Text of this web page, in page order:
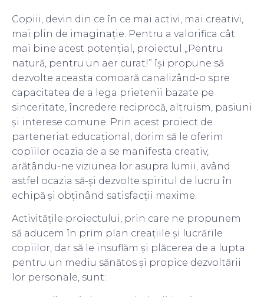
Copiii, devin din ce în ce mai activi, mai creativi,
mai plin de imaginație. Pentru a valorifica cât
mai bine acest potențial, proiectul „Pentru
natură, pentru un aer curat!” își propune să
dezvolte aceasta comoară canalizând-o spre
capacitatea de a lega prietenii bazate pe
sinceritate, încredere reciprocă, altruism, pasiuni
şi interese comune. Prin acest proiect de
parteneriat educaţional, dorim să le oferim
copiilor ocazia de a se manifesta creativ,
arătându-ne viziunea lor asupra lumii, având
astfel ocazia să-şi dezvolte spiritul de lucru în
echipă și obţinând satisfacţii maxime.
Activitățile proiectului, prin care ne propunem
să aducem în prim plan creațiile și lucrările
copiilor, dar să le insuflăm şi plăcerea de a lupta
pentru un mediu sănătos și propice dezvoltării
lor personale, sunt: